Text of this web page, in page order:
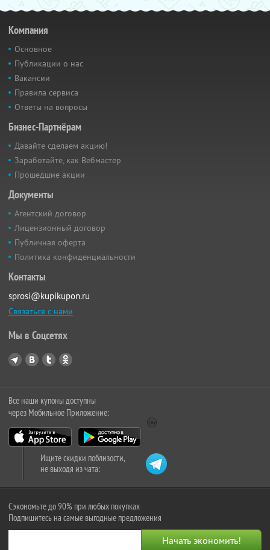
Компания
Основное
Публикации о нас
Вакансии
Правила сервиса
Ответы на вопросы
Бизнес-Партнёрам
Давайте сделаем акцию!
Заработайте, как Вебмастер
Прошедшие акции
Документы
Агентский договор
Лицензионный договор
Публичная оферта
Политика конфиденциальности
Контакты
sprosi@kupikupon.ru
Связаться с нами
Мы в Соцсетях
Все наши купоны доступны
через Мобильное Приложение:
Ищите скидки поблизости,
не выходя из чата:
Сэкономьте до 90% при любых покупках
Подпишитесь на самые выгодные предложения